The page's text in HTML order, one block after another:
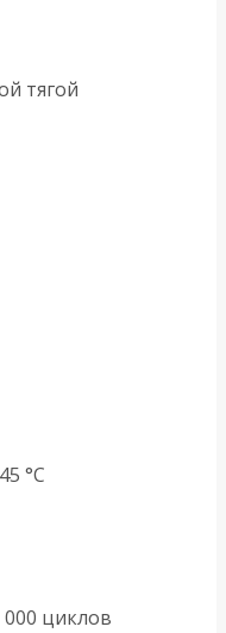
тягой
°С
000 циклов